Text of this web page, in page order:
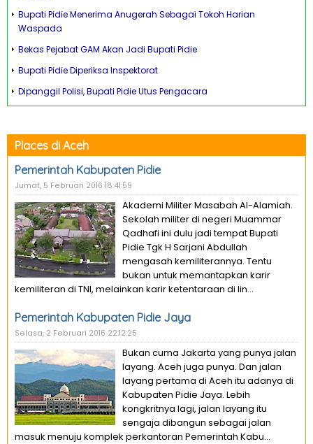
Bupati Pidie Menerima Anugerah Sebagai Tokoh Harian
Waspada
Bekas Pejabat GAM Akan Jadi Bupati Pidie
Bupati Pidie Diperiksa Inspektorat
Dipanggil Polisi, Bupati Pidie Utus Pengacara
Places di Aceh
Pemerintah Kabupaten Pidie
Jumat, 5 Februari 2016 18:41:59
Akademi Militer Masabah Al-Alamiah.
Sekolah militer di negeri Muammar
Qadhafi ini dulu jadi tempat Bupati
Pidie Tgk H Sarjani Abdullah
mengasah kemiliterannya. Tentu
bukan untuk memantapkan karir
kemiliteran di TNI, melainkan karir ketentaraan di lin...
Pemerintah Kabupaten Pidie Jaya
Selasa, 2 Februari 2016 22:12:25
Bukan cuma Jakarta yang punya jalan
layang. Aceh juga punya. Dan jalan
layang pertama di Aceh itu adanya di
Kabupaten Pidie Jaya. Lebih
kongkritnya lagi, jalan layang itu
sengaja dibangun sebagai jalan
masuk menuju komplek perkantoran Pemerintah Kabu...